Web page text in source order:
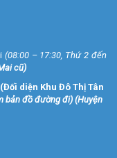
(08:00 – 17:30, Thứ 2 đến
cũ)
(Đối diện Khu Đô Thị Tân
bản đồ đường đi) (Huyện